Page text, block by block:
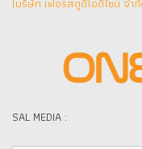
SAL MEDIA :